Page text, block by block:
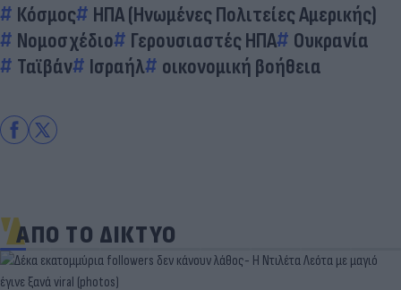
Κόσμος
ΗΠΑ (Ηνωμένες Πολιτείες Αμερικής)
Νομοσχέδιο
Γερουσιαστές ΗΠΑ
Ουκρανία
Ταϊβάν
Ισραήλ οικονομική βοήθεια
ΑΠΟ ΤΟ ΔΙΚΤΥΟ